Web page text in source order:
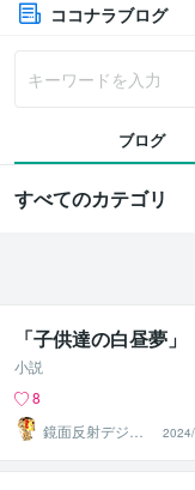
ココナラブログ
ブログ
すべてのカテゴリ
「子供達の白昼夢」
小説
8
鏡面反射デジタ
ルアート製作所
（鈴木穣）